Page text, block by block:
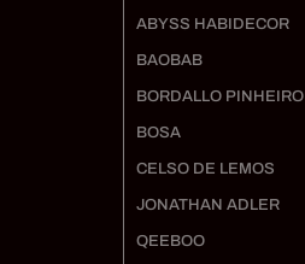
ABYSS HABIDECOR
BAOBAB
BORDALLO PINHEIRO
BOSA
CELSO DE LEMOS
JONATHAN ADLER
QEEBOO